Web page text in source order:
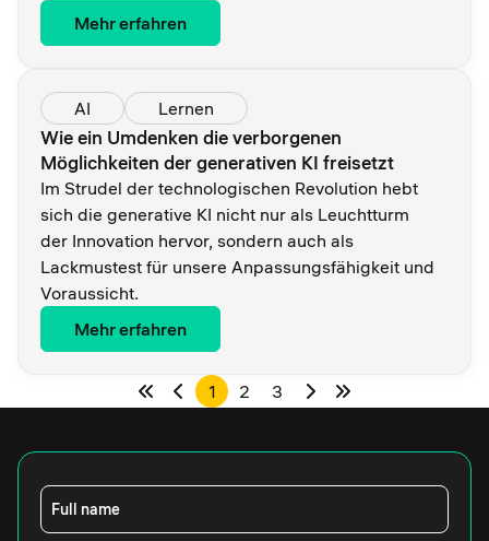
Mehr erfahren
AI Lernen
Wie ein Umdenken die verborgenen
Möglichkeiten der generativen KI freisetzt
Im Strudel der technologischen Revolution hebt
sich die generative KI nicht nur als Leuchtturm
der Innovation hervor, sondern auch als
Lackmustest für unsere Anpassungsfähigkeit und
Voraussicht.
Mehr erfahren
1 2 3
Full name